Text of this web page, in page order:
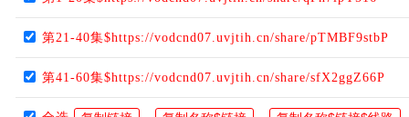
第21-40集$https://vodcnd07.uvjtih.cn/share/pTMBF9stbP
第41-60集$https://vodcnd07.uvjtih.cn/share/sfX2ggZ66P